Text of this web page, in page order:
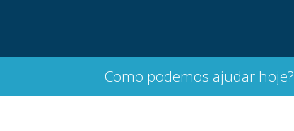
Como podemos ajudar hoje?